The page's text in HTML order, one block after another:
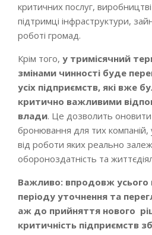
критичних послуг,
підтримці інфраструктури,
роботі громад.
Крім того, у тримісячний
змінами чинності буде
усіх підприємств, які вже
критично важливими
влади. Це дозволить
бронювання для тих компаній,
від роботи яких реально
обороноздатність та
Важливо: впродовж усього
періоду уточнення та
аж до прийняття нового
критичність підприємств